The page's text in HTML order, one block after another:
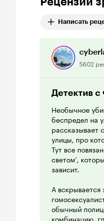
Написать
5602
Детектив
Необычное
беспредел на
рассказывает
улицы, про
Тут все
светом',
зависит.
А
обычный
комбинацию,